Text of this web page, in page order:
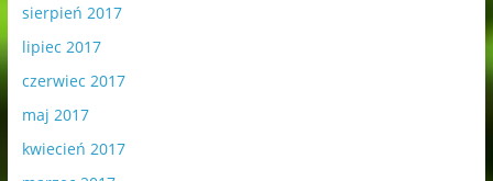
sierpień 2017
lipiec 2017
czerwiec 2017
maj 2017
kwiecień 2017